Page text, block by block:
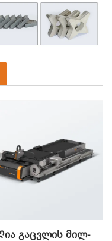
გაცვლის მილ-